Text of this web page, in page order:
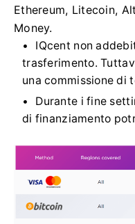
Ethereum, Litecoin,
Money.
IQcent non
trasferimento.
una commissione di
Durante i fine
di finanziamento